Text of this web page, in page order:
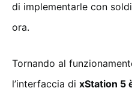
di implementarle con
ora.
Tornando al
l’interfaccia di xStation 5